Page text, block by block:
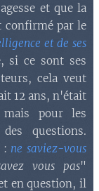
et que la
confirmé par le
et de ses
si ce sont ses
cela veut
12 ans, n'était
pour les
questions.
: ne saviez-vous
vous pas"
en question, il